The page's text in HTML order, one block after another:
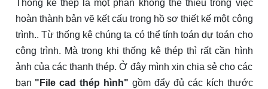
Thống kê thép là một phần không thể thiếu trong việc
hoàn thành bản vẽ kết cấu trong hồ sơ thiết kế một công
trình.. Từ thống kê chúng ta có thể tính toán dự toán cho
công trình. Mà trong khi thống kê thép thì rất cần hình
ảnh của các thanh thép. Ở đây mình xin chia sẻ cho các
bạn "File cad thép hình" gồm đẩy đủ các kích thước